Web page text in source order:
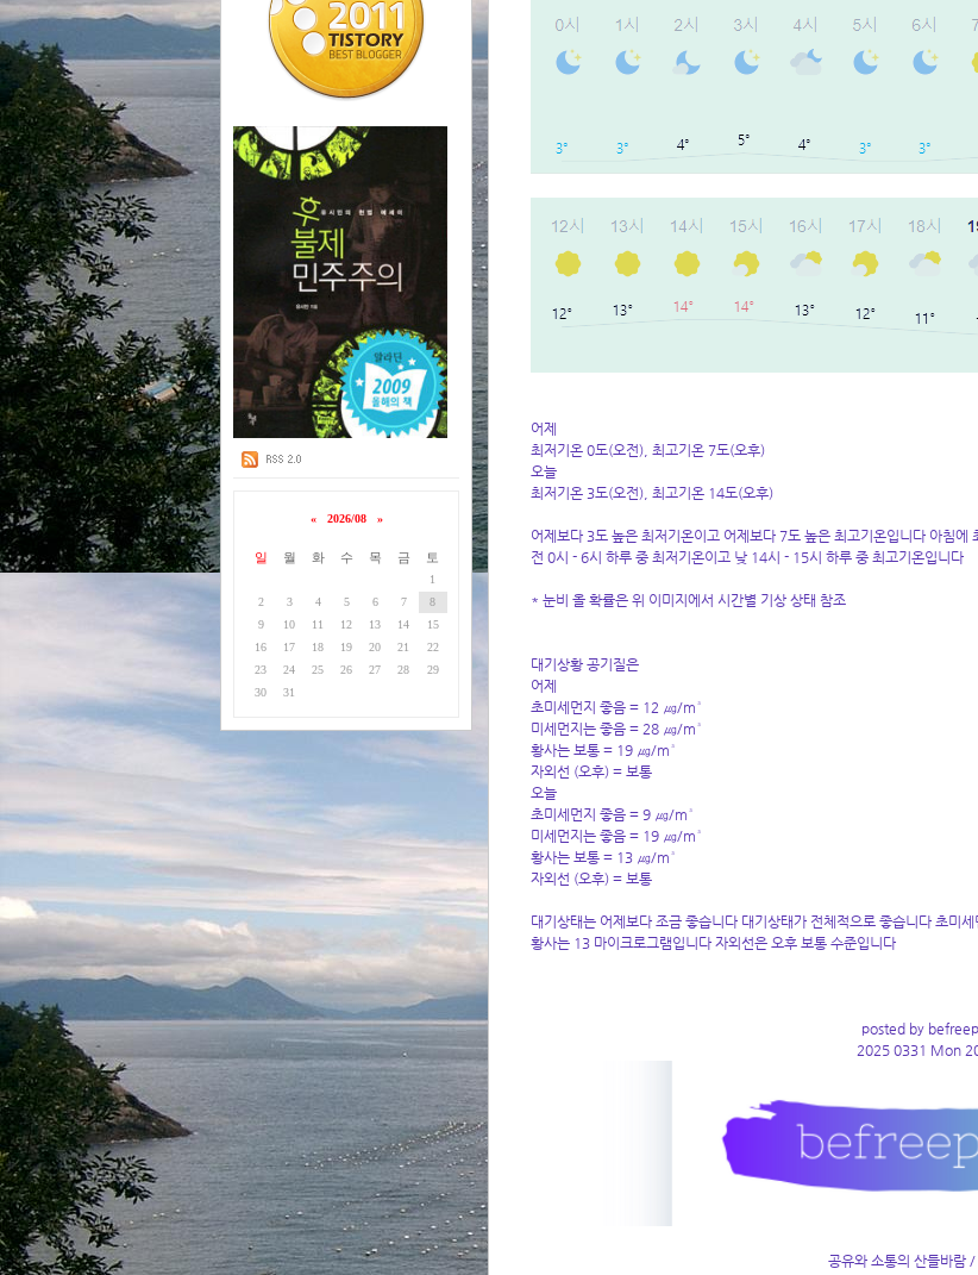
« 2026/08 »
일 월 화 수 목 금 토
1
2
3 4 5 6 7
8
9
10 11 12 13 14
15
16
17 18 19 20 21
22
23
24 25 26 27 28
29
30
31
어제
최저기온 0도(오전), 최고기온 7도(오후)
오늘
최저기온 3도(오전), 최고기온 14도(오후)
어제보다 3도 높은 최저기온이고 어제보다 7도 높은 최고기온입니다 아침
전 0시 - 6시 하루 중 최저기온이고 낮 14시 - 15시 하루 중 최고기온입니다
* 눈비 올 확률은 위 이미지에서 시간별 기상 상태 참조
대기상황 공기질은
어제
초미세먼지 좋음 = 12 ㎍/m³
미세먼지는 좋음 = 28 ㎍/m³
황사는 보통 = 19 ㎍/m³
자외선 (오후) = 보통
오늘
초미세먼지 좋음 = 9 ㎍/m³
미세먼지는 좋음 = 19 ㎍/m³
황사는 보통 = 13 ㎍/m³
자외선 (오후) = 보통
대기상태는 어제보다 조금 좋습니다 대기상태가 전체적으로 좋습니다 초미
황사는 13 마이크로그램입니다 자외선은 오후 보통 수준입니다
posted by
2025 0331 Mon
공유와 소통의 산들바람